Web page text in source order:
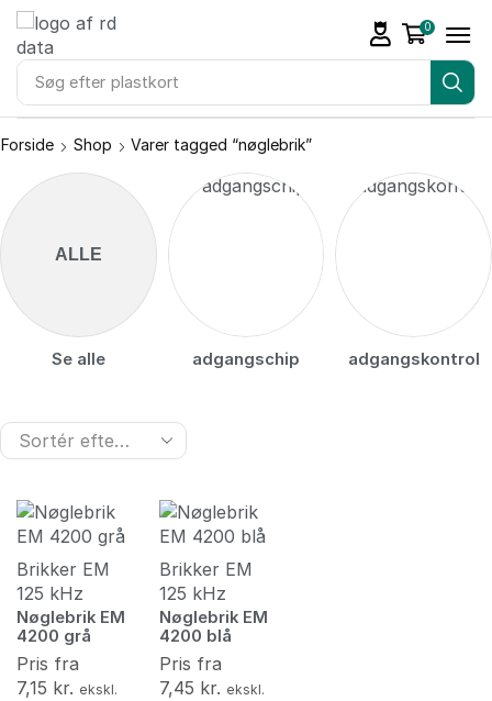
Søg efter plastkort
0
Forside Shop Varer tagged “nøglebrik”
ALLE
Se alle adgangschip adgangskontrol
Brikker EM
125 kHz
Nøglebrik EM
4200 grå
Pris fra
7,15 kr. ekskl.
Brikker EM
125 kHz
Nøglebrik EM
4200 blå
Pris fra
7,45 kr. ekskl.